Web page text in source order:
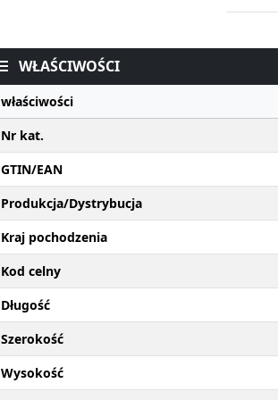
WŁAŚCIWOŚCI
właściwości
Nr kat.
GTIN/EAN
Produkcja/Dystrybucja
Kraj pochodzenia
Kod celny
Długość
Szerokość
Wysokość